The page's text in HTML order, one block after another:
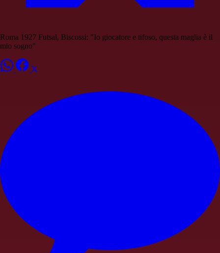
Roma 1927 Futsal, Biscossi: "Io giocatore e tifoso, questa maglia è il
mio sogno"